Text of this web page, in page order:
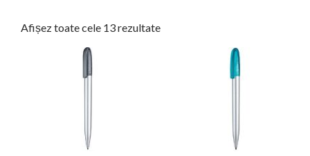
Afișez toate cele 13 rezultate